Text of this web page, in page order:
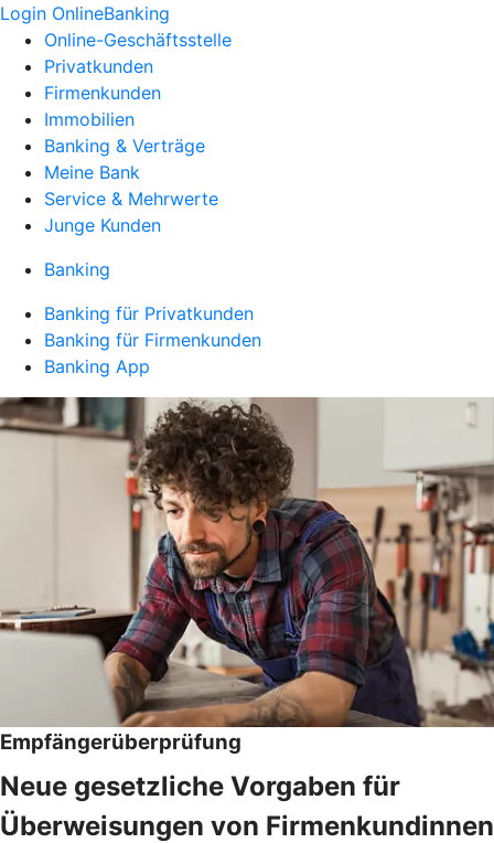
Login OnlineBanking
Online-Geschäftsstelle
Privatkunden
Firmenkunden
Immobilien
Banking & Verträge
Meine Bank
Service & Mehrwerte
Junge Kunden
Banking
Banking für Privatkunden
Banking für Firmenkunden
Banking App
Empfängerüberprüfung
Neue gesetzliche Vorgaben für
Überweisungen von Firmenkundinnen